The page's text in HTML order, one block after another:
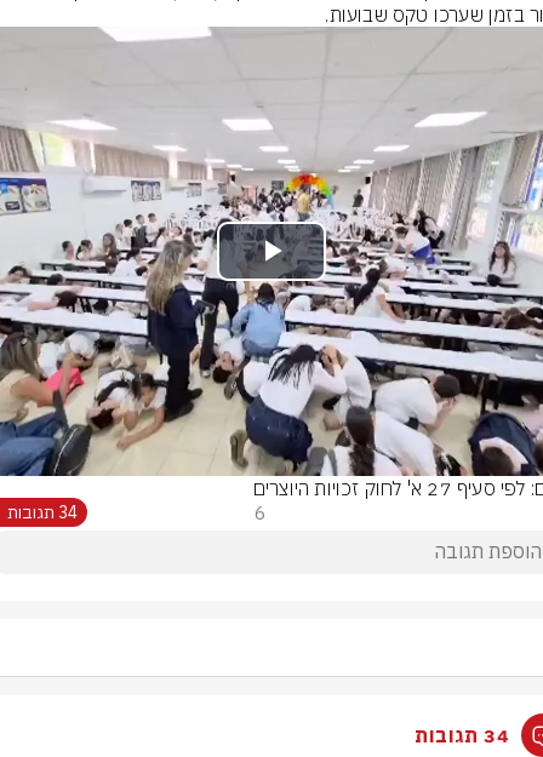
בזמן שערכו טקס שבועות.
Play
Video
27 א' לחוק זכויות היוצרים
6 34 תגובות
34 תגובות